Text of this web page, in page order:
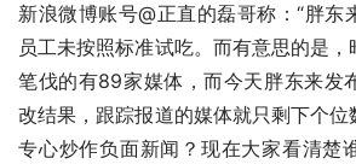
新浪微博账号@正直的磊哥称：“胖东
员工未按照标准试吃。而有意思的是
笔伐的有89家媒体，而今天胖东来发
改结果，跟踪报道的媒体就只剩下个位
专心炒作负面新闻？现在大家看清楚